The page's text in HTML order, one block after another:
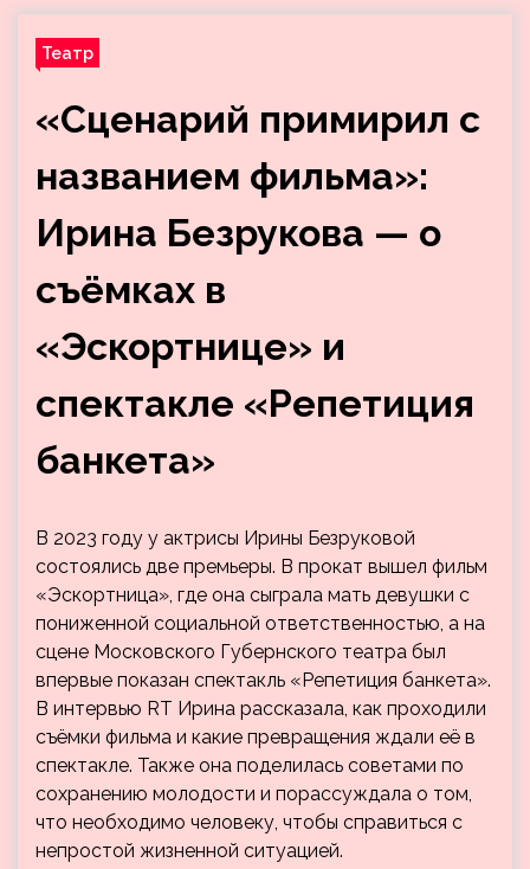
Театр
«Сценарий примирил с
названием фильма»:
Ирина Безрукова — о
съёмках в
«Эскортнице» и
спектакле «Репетиция
банкета»
В 2023 году у актрисы Ирины Безруковой
состоялись две премьеры. В прокат вышел фильм
«Эскортница», где она сыграла мать девушки с
пониженной социальной ответственностью, а на
сцене Московского Губернского театра был
впервые показан спектакль «Репетиция банкета».
В интервью RT Ирина рассказала, как проходили
съёмки фильма и какие превращения ждали её в
спектакле. Также она поделилась советами по
сохранению молодости и порассуждала о том,
что необходимо человеку, чтобы справиться с
непростой жизненной ситуацией.